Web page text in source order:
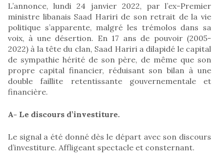
L’annonce, lundi 24 janvier 2022, par l’ex-Premier
ministre libanais Saad Hariri de son retrait de la vie
politique s’apparente, malgré les trémolos dans sa
voix, à une désertion. En 17 ans de pouvoir (2005-
2022) à la tête du clan, Saad Hariri a dilapidé le capital
de sympathie hérité de son père, de même que son
propre capital financier, réduisant son bilan à une
double faillite retentissante gouvernementale et
financière.
A- Le discours d’investiture.
Le signal a été donné dès le départ avec son discours
d’investiture. Affligeant spectacle et consternant.